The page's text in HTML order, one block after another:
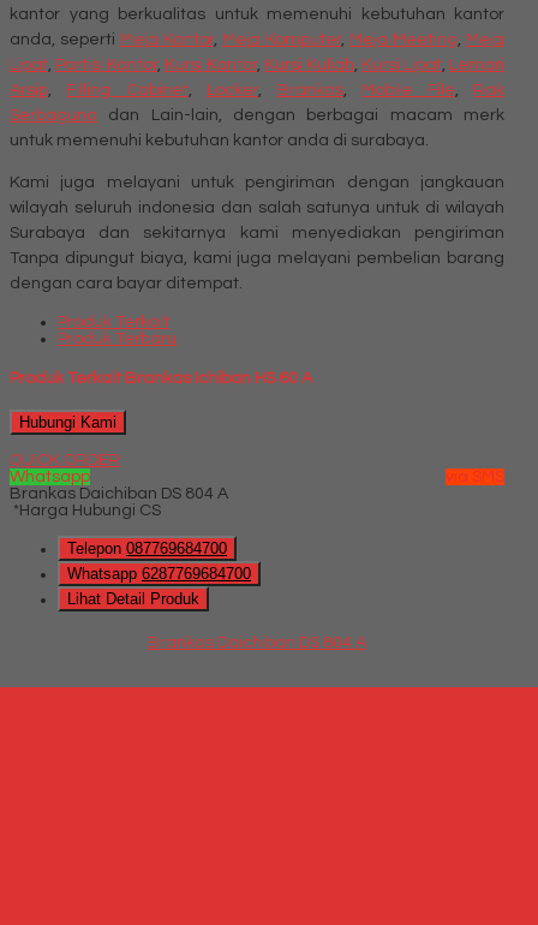
kantor yang berkualitas untuk memenuhi kebutuhan kantor
anda, seperti Meja Kantor, Meja Komputer, Meja Meeting, Meja
Lipat, Partisi Kantor, Kursi Kantor, Kursi Kuliah, Kursi Lipat, Lemari
Arsip, Filling Cabinet, Locker, Brankas, Mobile File,
Rak
Serbaguna dan Lain-lain, dengan berbagai macam merk
untuk memenuhi kebutuhan kantor anda di surabaya.
Kami juga melayani untuk pengiriman dengan jangkauan
wilayah seluruh indonesia dan salah satunya untuk di wilayah
Surabaya dan sekitarnya kami menyediakan pengiriman
Tanpa dipungut biaya, kami juga melayani pembelian barang
dengan cara bayar ditempat.
Produk Terkait
Produk Terbaru
Produk Terkait Brankas Ichiban HS 60 A
Hubungi Kami
QUICK ORDER
Whatsapp
via SMS
Brankas Daichiban DS 804 A
*Harga Hubungi CS
Telepon 087769684700
Whatsapp 6287769684700
Lihat Detail Produk
Brankas Daichiban DS 804 A